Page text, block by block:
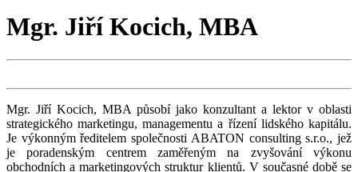
Mgr. Jiří Kocich, MBA
Mgr. Jiří Kocich, MBA působí jako konzultant a lektor v oblasti
strategického marketingu, managementu a řízení lidského kapitálu.
Je výkonným ředitelem společnosti ABATON consulting s.r.o., jež
je poradenským centrem zaměřeným na zvyšování výkonu
obchodních a marketingových struktur klientů. V současné době se